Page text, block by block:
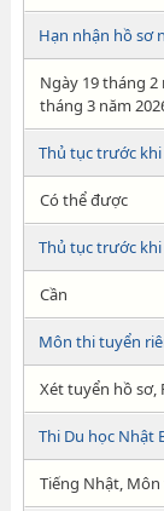
Hạn nhận hồ sơ
Ngày 19 tháng
tháng 3 năm
Thủ tục trước
Có thể được
Thủ tục trước
Cần
Môn thi tuyển
Xét tuyển hồ sơ,
Thi Du học Nhật
Tiếng Nhật,